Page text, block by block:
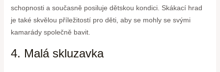
schopnosti a současně posiluje dětskou kondici. Skákací hrad
je také skvělou příležitostí pro děti, aby se mohly se svými
kamarády společně bavit.
4. Malá skluzavka